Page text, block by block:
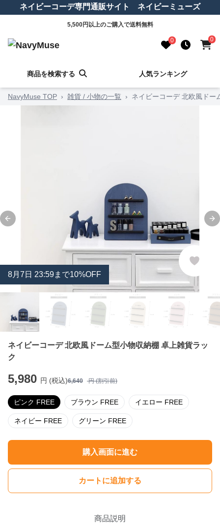
ネイビーコーデ専門通販サイト ネイビーミューズ
5,500円以上のご購入で送料無料
0 0
商品を検索する 人気ランキング
NavyMuse TOP › 雑貨 / 小物の一覧 › ネイビーコーデ 北欧風ドー
Previous slide
8月 7 日 23:59まで10%OFF
ネイビーコーデ 北欧風ドーム型小物収納棚 卓上雑貨ラッ
ク
5,980 円 (税込)6,640 円 (割引前)
ピンク FREE ブラウン FREE イエロー FREE
ネイビー FREE グリーン FREE
購入画面に進む
カートに追加する
商品説明